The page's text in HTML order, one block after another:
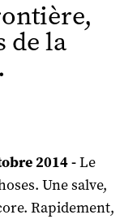
de la
2014 -Le
Une salve,
Rapidement,